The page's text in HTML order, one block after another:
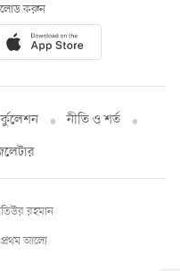
করুন
নীতি ও শর্ত
আলো
রহমান